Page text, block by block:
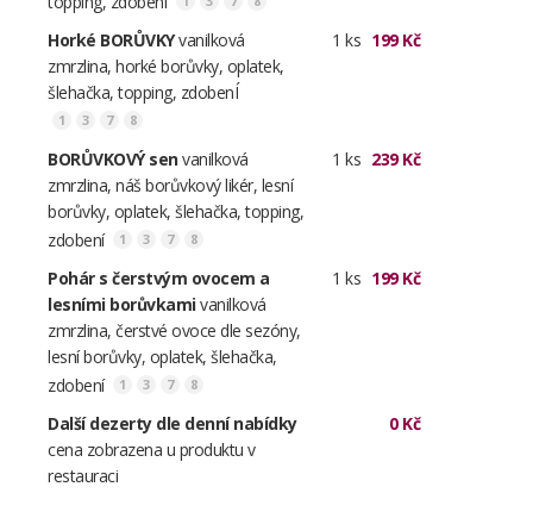
Horké BORŮVKYvanilková
zmrzlina, horké borůvky, oplatek,
šlehačka, topping, zdobenÍ
1 ks 199 Kč
1 3 7 8
BORŮVKOVÝ senvanilková
zmrzlina, náš borůvkový likér, lesní
borůvky, oplatek, šlehačka, topping,
zdobení
1 ks 239 Kč
1 3 7 8
Pohár s čerstvým ovocem a
lesními borůvkamivanilková
zmrzlina, čerstvé ovoce dle sezóny,
lesní borůvky, oplatek, šlehačka,
zdobení
1 ks 199 Kč
1 3 7 8
Další dezerty dle denní nabídky
cena zobrazena u produktu v
restauraci
0 Kč